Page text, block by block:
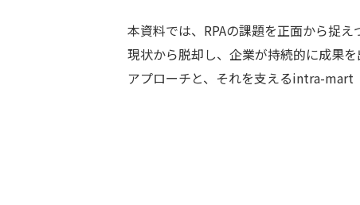
本資料では、RPAの課題を正⾯から捉
現状から脱却し、企業が持続的に成果
アプローチと、それを⽀えるintra-mart